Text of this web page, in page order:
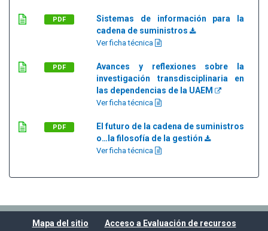
PDF
Sistemas de información para la
cadena de suministros
Ver ficha técnica
PDF
Avances y reflexiones sobre la
investigación transdisciplinaria en
las dependencias de la UAEM
Ver ficha técnica
PDF
El futuro de la cadena de suministros
o…la filosofía de la gestión
Ver ficha técnica
Mapa del sitio Acceso a Evaluación de recursos